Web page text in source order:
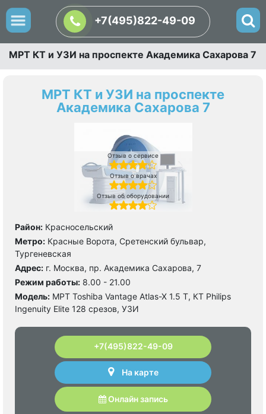
+7(495)822-49-09
МРТ КТ и УЗИ на проспекте Академика Сахарова 7
МРТ КТ и УЗИ на проспекте
Академика Сахарова 7
Отзыв о сервисе
Отзыв о врачах
Отзыв об оборудовании
Район: Красносельский
Метро: Красные Ворота, Сретенский бульвар,
Тургеневская
Адрес: г. Москва, пр. Академика Сахарова, 7
Режим работы: 8.00 - 21.00
Модель: МРТ Toshiba Vantage Atlas-X 1.5 Т, КТ Philips
Ingenuity Elite 128 срезов, УЗИ
+7(495)822-49-09
На карте
Онлайн запись